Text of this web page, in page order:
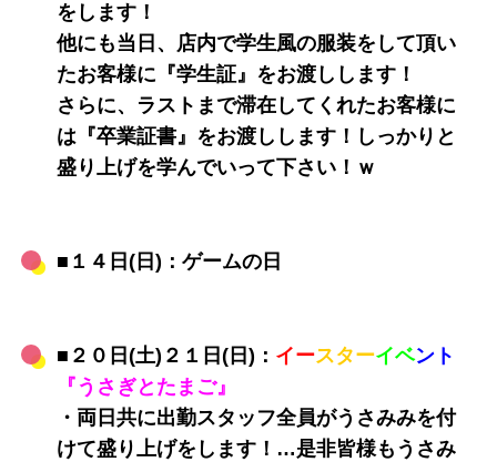
をします！
他にも当日、店内で学生風の服装をして頂い
たお客様に『学生証』をお渡しします！
さらに、ラストまで滞在してくれたお客様に
は『卒業証書』をお渡しします！しっかりと
盛り上げを学んでいって下さい！ｗ
■１４日(日)：ゲームの日
■２０日(土)２１日(日)： イースターイベント
『うさぎとたまご』
・両日共に出勤スタッフ全員がうさみみを付
けて盛り上げをします！…是非皆様もうさみ